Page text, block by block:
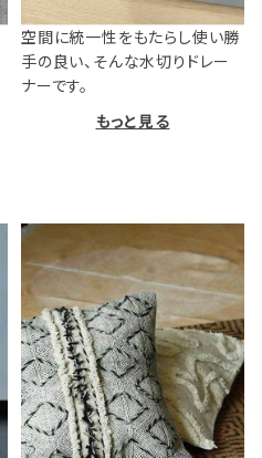
空間に統一性をもたらし使い勝
手の良い、そんな水切りドレー
ナーです。
もっと見る